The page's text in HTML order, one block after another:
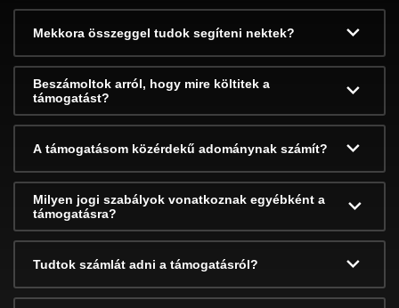
Mekkora összeggel tudok segíteni nektek?
Beszámoltok arról, hogy mire költitek a
támogatást?
A támogatásom közérdekű adománynak számít?
Milyen jogi szabályok vonatkoznak egyébként a
támogatásra?
Tudtok számlát adni a támogatásról?